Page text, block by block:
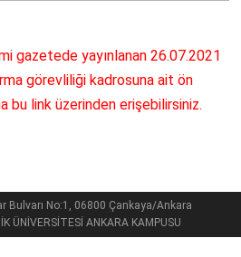
gazetede yayınlanan 26.07.2021
görevliliği kadrosuna ait ön
bu link üzerinden erişebilirsiniz.
Bulvarı No:1, 06800 Çankaya/Ankara
ÜNİVERSİTESİ ANKARA KAMPUSU